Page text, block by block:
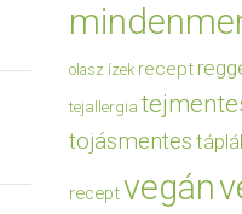
olasz ízek recept
tejallergia
tojásmentes
receptvegán